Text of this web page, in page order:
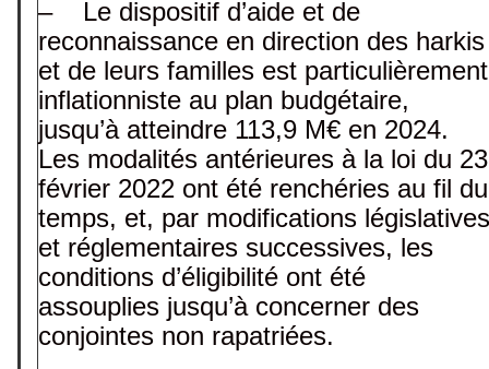
– Le dispositif d’aide et de
reconnaissance en direction des harkis
et de leurs familles est particulièrement
inflationniste au plan budgétaire,
jusqu’à atteindre 113,9 M€ en 2024.
Les modalités antérieures à la loi du 23
février 2022 ont été renchéries au fil du
temps, et, par modifications législatives
et réglementaires successives, les
conditions d’éligibilité ont été
assouplies jusqu’à concerner des
conjointes non rapatriées.